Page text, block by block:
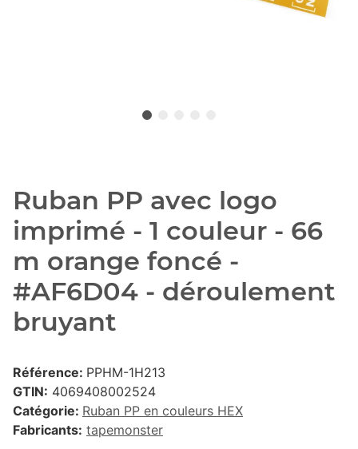
Ruban PP avec logo
imprimé - 1 couleur - 66
m orange foncé -
#AF6D04 - déroulement
bruyant
Référence: PPHM-1H213
GTIN: 4069408002524
Catégorie: Ruban PP en couleurs HEX
Fabricants: tapemonster